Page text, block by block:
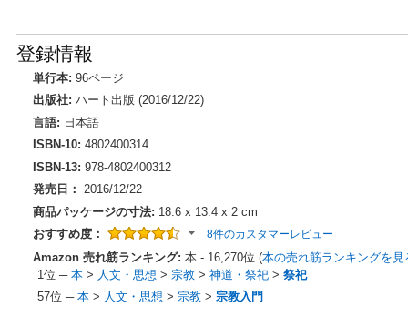
登録情報
単行本: 96ページ
出版社: ハート出版 (2016/12/22)
言語: 日本語
ISBN-10: 4802400314
ISBN-13: 978-4802400312
発売日： 2016/12/22
商品パッケージの寸法: 18.6 x 13.4 x 2 cm
おすすめ度：
8件のカスタマーレビュー
Amazon 売れ筋ランキング: 本 - 16,270位 (本の売れ筋ランキングを見
1位 ─ 本 > 人文・思想 > 宗教 > 神道・祭祀 > 祭祀
57位 ─ 本 > 人文・思想 > 宗教 > 宗教入門